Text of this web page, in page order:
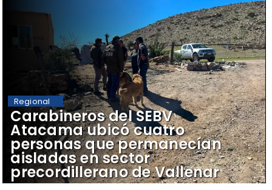
Carabineros del SEBV
Atacama ubicó cuatro
personas que permanecían
aisladas en sector
precordillerano de Vallenar
Regional